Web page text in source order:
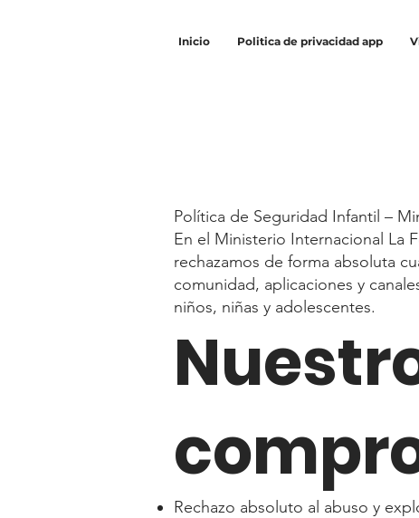
Inicio Politica de privacidad app
Política de Seguridad Infantil –
En el Ministerio Internacional La
rechazamos de forma absoluta
comunidad, aplicaciones y
niños, niñas y adolescentes.
Rechazo absoluto al abuso y